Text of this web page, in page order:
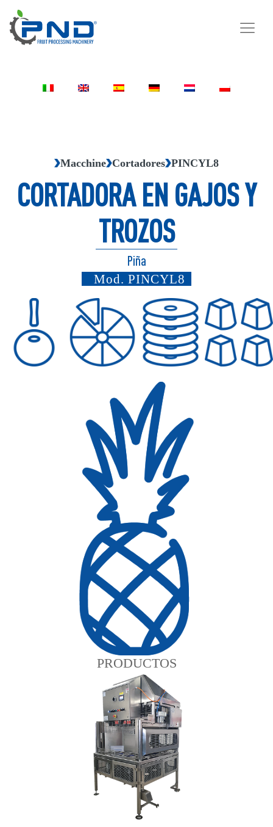
Macchine Cortadores PINCYL8
CORTADORA EN GAJOS Y
TROZOS
Piña
Mod. PINCYL8
PRODUCTOS